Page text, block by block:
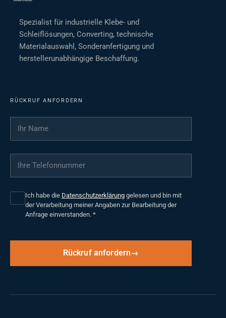
Spezialist für industrielle Klebe- und
Schleiflösungen, Converting, technische
Materialauswahl, Sonderanfertigung und
herstellerunabhängige Beschaffung.
RÜCKRUF ANFORDERN
Ihr Name
Ihre Telefonnummer
Ich habe die Datenschutzerklärung gelesen und bin mit
der Verarbeitung meiner Angaben zur Bearbeitung der
Anfrage einverstanden. *
Rückruf anfordern